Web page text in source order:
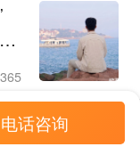
365
电话咨询